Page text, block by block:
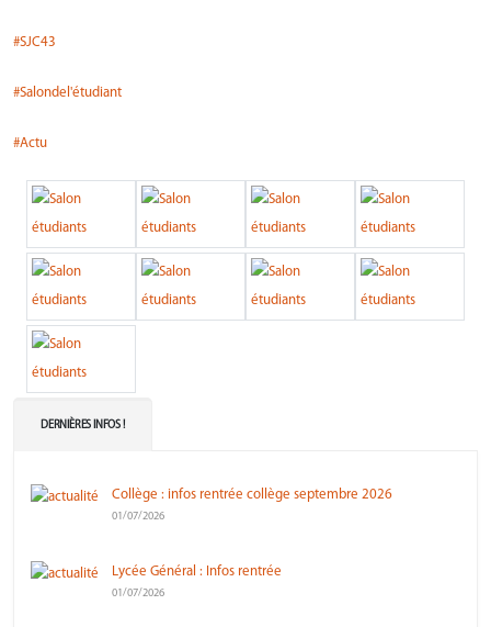
#SJC43
#Salondel'étudiant
#Actu
DERNIÈRES INFOS !
Collège : infos rentrée collège septembre 2026
01/07/2026
Lycée Général : Infos rentrée
01/07/2026